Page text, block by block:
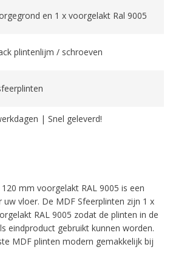
en 1 x voorgelakt Ral 9005
plintenlijm / schroeven
| Snel geleverd!
mm voorgelakt RAL 9005 is een
vloer. De MDF Sfeerplinten zijn 1 x
RAL 9005 zodat de plinten in de
eindproduct gebruikt kunnen worden.
MDF plinten modern gemakkelijk bij